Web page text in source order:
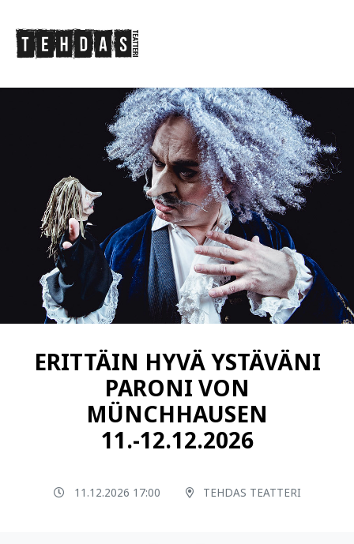
ERITTÄIN HYVÄ YSTÄVÄNI
PARONI VON
MÜNCHHAUSEN
11.-12.12.2026
11.12.2026 17:00 TEHDAS TEATTERI